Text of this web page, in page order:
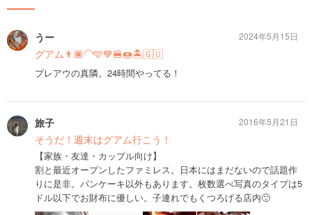
うー
グアム👨🏾‍🦲🩵💙🍔🍩🏝️🇬🇺
プレアウの真隣。24時間やってる！
2024年5月15日
旅子
そうだ！週末はグアム行こう！
【家族・友達・カップル向け】
割と最近オープンしたファミレス。日本にはまだないので話題作
りに是非。パンケーキ以外もあります。枚数選べ写真のタイプは5
ドル以下でお財布に優しい。子連れでもくつろげる店内🙂
2016年5月21日